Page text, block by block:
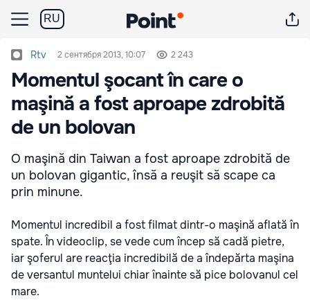
RU
Rtv 2 сентября 2013, 10:07 2 243
Momentul şocant în care o
maşină a fost aproape zdrobită
de un bolovan
O maşină din Taiwan a fost aproape zdrobită de
un bolovan gigantic, însă a reuşit să scape ca
prin minune.
Momentul incredibil a fost filmat dintr-o maşină aflată în
spate. În videoclip, se vede cum încep să cadă pietre,
iar şoferul are reacţia incredibilă de a îndepărta maşina
de versantul muntelui chiar înainte să pice bolovanul cel
mare.